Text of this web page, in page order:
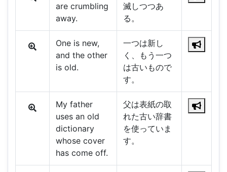
are crumbling
away.
滅しつつあ
る。
One is new,
and the other
is old.
一つは新し
く、もう一つ
は古いもので
す。
My father
uses an old
dictionary
whose cover
has come off.
父は表紙の取
れた古い辞書
を使っていま
す。